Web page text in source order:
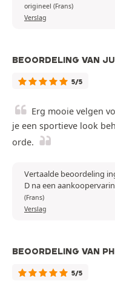
origineel (Frans)
Verslag
BEOORDELING VAN
5/5
Erg mooie velgen
je een sportieve look
orde.
Vertaalde beoordeling
D na een
(Frans)
Verslag
BEOORDELING VAN
5/5